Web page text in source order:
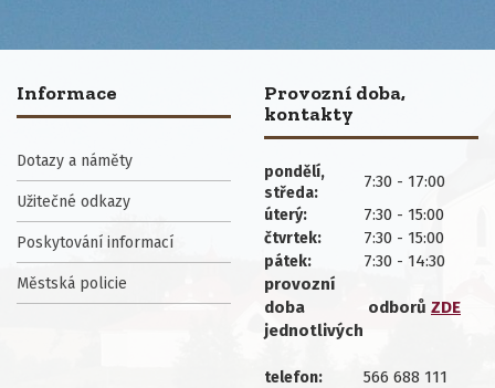
Informace
Dotazy a náměty
Užitečné odkazy
Poskytování informací
Městská policie
Provozní doba,
kontakty
pondělí,
středa:
7:30 - 17:00
úterý: 7:30 - 15:00
čtvrtek: 7:30 - 15:00
pátek:
7:30 - 14:30
provozní
doba
jednotlivých
odborů ZDE
telefon: 566 688 111